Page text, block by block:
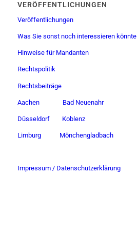
VERÖFFENTLICHUNGEN
Veröffentlichungen
Was Sie sonst noch interessieren könnte
Hinweise für Mandanten
Rechtspolitik
Rechtsbeiträge
Aachen Bad Neuenahr
Düsseldorf Koblenz
Limburg Mönchengladbach
Impressum / Datenschutzerklärung